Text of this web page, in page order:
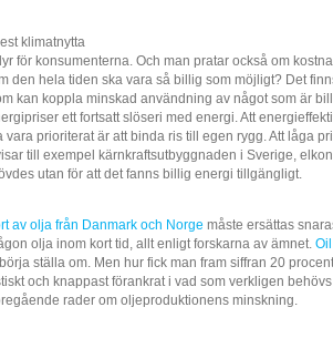
klimatnytta
för konsumenterna. Och man pratar också om
den hela tiden ska vara så billig som möjligt? Det
kan koppla minskad användning av något som är
ett fortsatt slöseri med energi. Att
prioriterat är att binda ris till egen rygg. Att låga
till exempel kärnkraftsutbyggnaden i Sverige,
utan för att det fanns billig energi tillgängligt.
av olja från Danmark och Norge måste ersättas
olja inom kort tid, allt enligt forskarna av ämnet.
ställa om. Men hur fick man fram siffran 20
och knappast förankrat i vad som verkligen
rader om oljeproduktionens minskning.